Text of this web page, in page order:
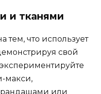
и тканями
тем, что использует
свой
макси,
или